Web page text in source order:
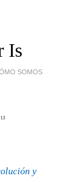
Is
SOMOS
y